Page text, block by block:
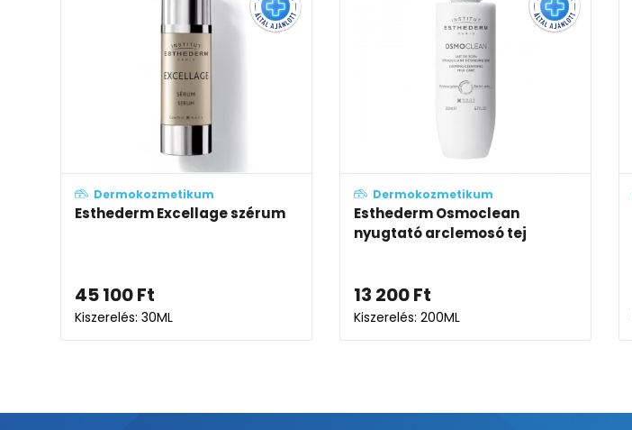
Dermokozmetikum
Esthederm Excellage szérum
45 100Ft
Kiszerelés: 30ML
Dermokozmetikum
Esthederm Osmoclean
nyugtató arclemosó tej
13 200Ft
Kiszerelés: 200ML